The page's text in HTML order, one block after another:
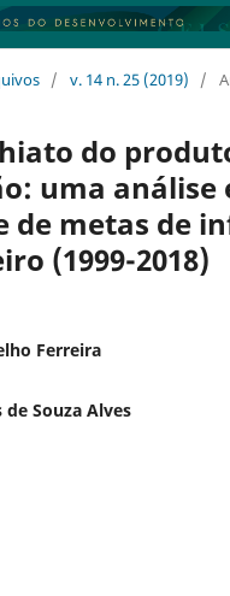
/ v. 14 n. 25 (2019) /
do
uma análise
de metas de
(1999-2018)
Ferreira
Souza Alves